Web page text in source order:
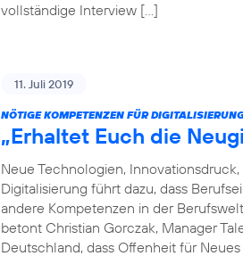
vollständige Interview […]
11. Juli 2019
NÖTIGE KOMPETENZEN FÜR
„Erhaltet Euch die
Neue Technologien,
Digitalisierung führt dazu, dass
andere Kompetenzen in der
betont Christian Gorczak, Manager
Deutschland, dass Offenheit für